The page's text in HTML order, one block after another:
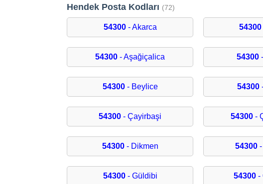
Hendek Posta Kodları (72)
54300- Akarca 54300
54300 - Aşağiçalica 54300
54300- Beylice 54300
54300 - Çayirbaşi 54300 -
54300- Dikmen 54300
54300- Güldibi 54300-